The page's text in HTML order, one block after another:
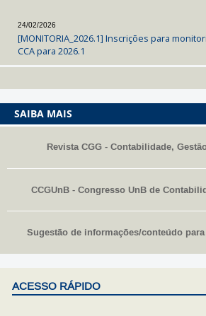
24/02/2026
[MONITORIA_2026.1] Inscrições para
CCA para 2026.1
SAIBA MAIS
Revista CGG - Contabilidade,
CCGUnB - Congresso UnB de
Sugestão de informações/conteúdo
ACESSO RÁPIDO